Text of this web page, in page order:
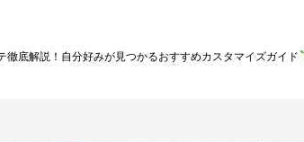
徹底解説！自分好みが見つかるおすすめカスタマイズガイド